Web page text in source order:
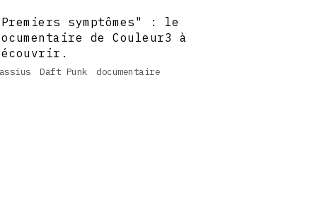
symptômes" : le
de Couleur3 à
Daft Punk documentaire